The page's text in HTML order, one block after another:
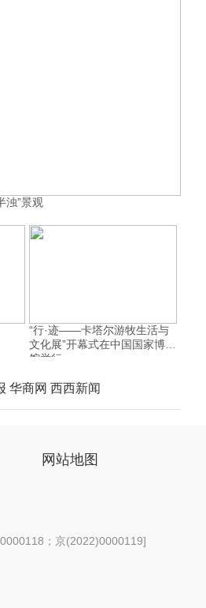
浊”景观
“行·迹——卡塔尔游牧生活与
文化展”开幕式在中国国家博物
馆举行
华商网 西西新闻
网站地图
；京(2022)0000119]